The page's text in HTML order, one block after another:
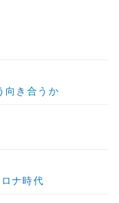
向き合うか
ナ時代